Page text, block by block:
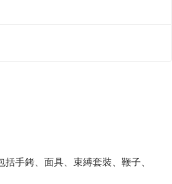
手銬、面具、束縛套裝、鞭子、